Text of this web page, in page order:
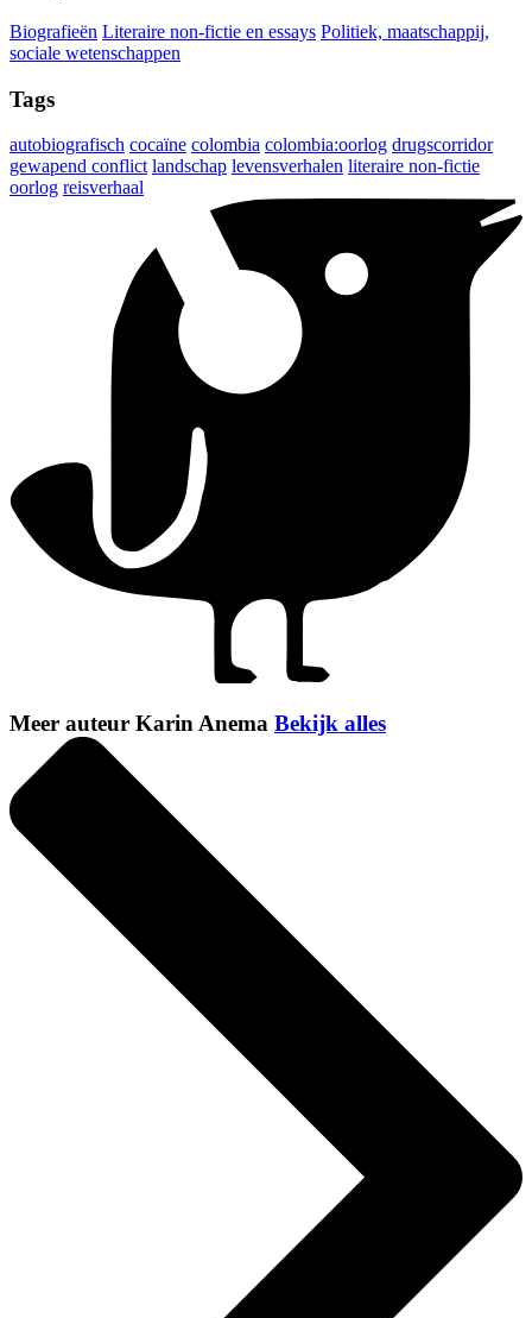
Biografieën Literaire non-fictie en essays Politiek, maatschappij,
sociale wetenschappen
Tags
autobiografisch cocaïne colombia colombia:oorlog drugscorridor
gewapend conflict landschap levensverhalen literaire non-fictie
oorlog reisverhaal
Meer auteur Karin Anema Bekijk alles